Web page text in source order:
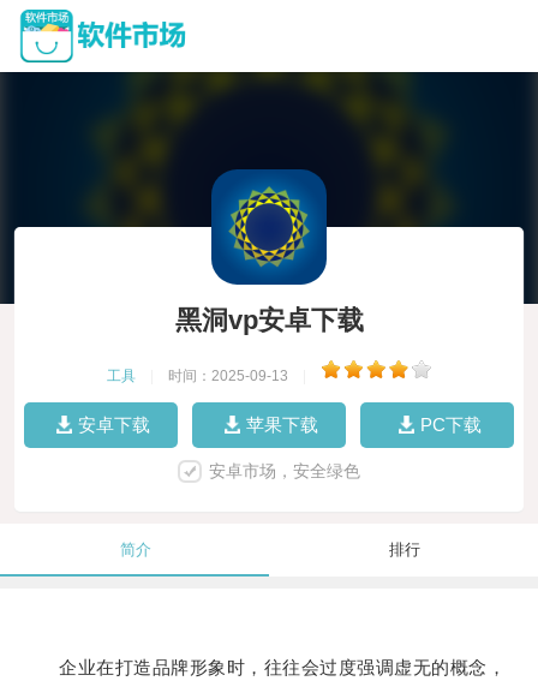
黑洞vp安卓下载
工具 时间：2025-09-13
安卓下载 苹果下载 PC下载
安卓市场，安全绿色
简介 排行
企业在打造品牌形象时，往往会过度强调虚无的概念，